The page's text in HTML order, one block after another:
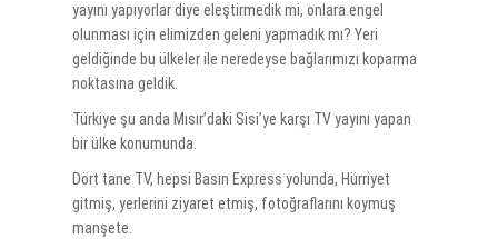
yayını yapıyorlar diye eleştirmedik mi, onlara engel
olunması için elimizden geleni yapmadık mı? Yeri
geldiğinde bu ülkeler ile neredeyse bağlarımızı koparma
noktasına geldik.
Türkiye şu anda Mısır’daki Sisi’ye karşı TV yayını yapan
bir ülke konumunda.
Dört tane TV, hepsi Basın Express yolunda, Hürriyet
gitmiş, yerlerini ziyaret etmiş, fotoğraflarını koymuş
manşete.